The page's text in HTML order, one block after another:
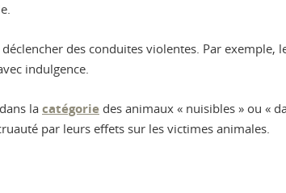
des conduites violentes. Par exemple,
indulgence.
la catégorie des animaux « nuisibles » ou «
par leurs effets sur les victimes animales.